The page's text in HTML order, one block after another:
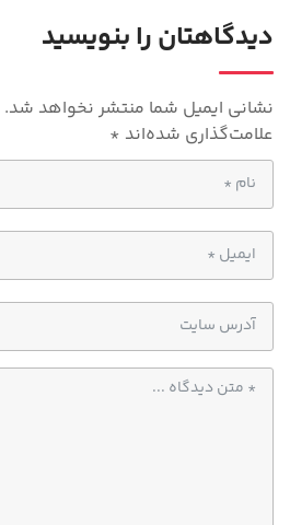
p
p
دیدگاهتان را بنویسید
نشانی ایمیل شما منتشر نخواهد شد.
علامت‌گذاری شده‌اند *